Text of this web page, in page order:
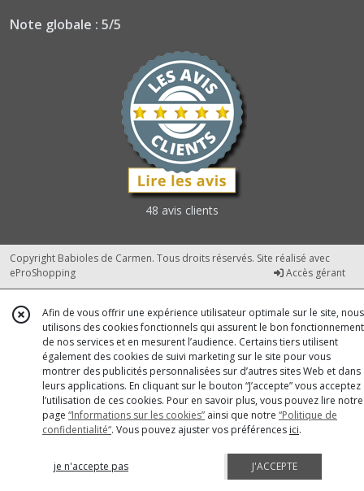
Note globale : 5/5
48 avis clients
Copyright Babioles de Carmen. Tous droits réservés. Site réalisé avec
eProShopping
Accès gérant
Afin de vous offrir une expérience utilisateur optimale sur le site, nous
utilisons des cookies fonctionnels qui assurent le bon fonctionnement
de nos services et en mesurent l’audience. Certains tiers utilisent
également des cookies de suivi marketing sur le site pour vous
montrer des publicités personnalisées sur d’autres sites Web et dans
leurs applications. En cliquant sur le bouton “J’accepte” vous acceptez
l’utilisation de ces cookies. Pour en savoir plus, vous pouvez lire notre
page “Informations sur les cookies” ainsi que notre “Politique de
confidentialité“. Vous pouvez ajuster vos préférences ici.
je n'accepte pas J'ACCEPTE